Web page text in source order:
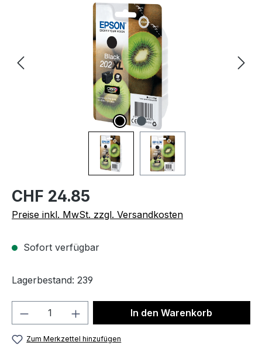
Bildergalerie überspringen
CHF 24.85
Preise inkl. MwSt. zzgl. Versandkosten
Sofort verfügbar
Lagerbestand: 239
Produkt Anzahl: Gib denIn den Warenkorb
Zum Merkzettel hinzufügen